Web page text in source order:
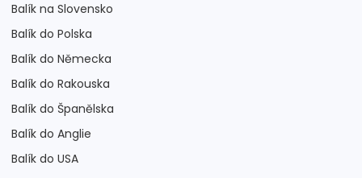
Balík na Slovensko
Balík do Polska
Balík do Německa
Balík do Rakouska
Balík do Španělska
Balík do Anglie
Balík do USA